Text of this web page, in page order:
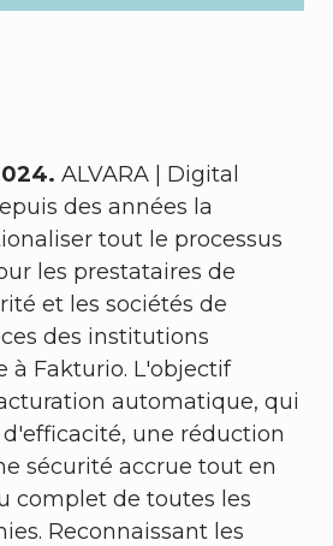
ALVARA | Digital
des années la
tout le processus
les prestataires de
et les sociétés de
des institutions
à Fakturio. L'objectif
automatique, qui
une réduction
sécurité accrue tout en
complet de toutes les
Reconnaissant les